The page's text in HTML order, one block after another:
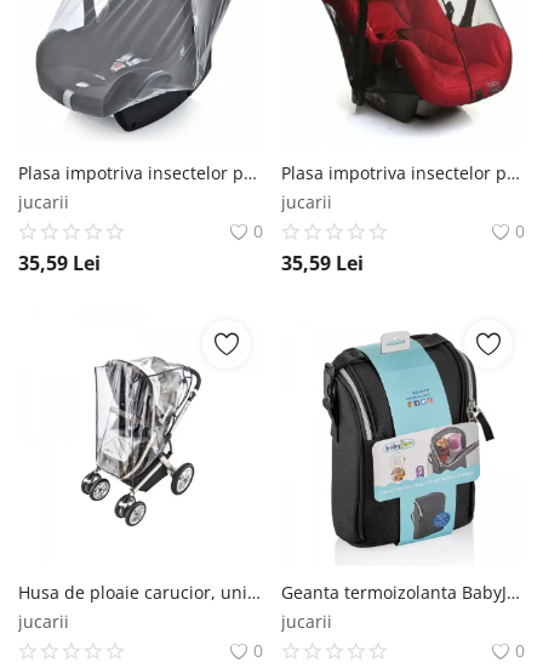
Plasa impotriva insectelor pentru scaun auto 0-13 kg BabyJem, Alb BabyJem
jucarii
0
35,59 Lei
Plasa impotriva insectelor pentru scaun auto 0-13 kg BabyJem, Diverse culori BabyJem
jucarii
0
35,59 Lei
Husa de ploaie carucior, universala, BabyJem BabyJem
jucarii
0
Geanta termoizolanta BabyJem Handy Travel Black BabyJem
jucarii
0